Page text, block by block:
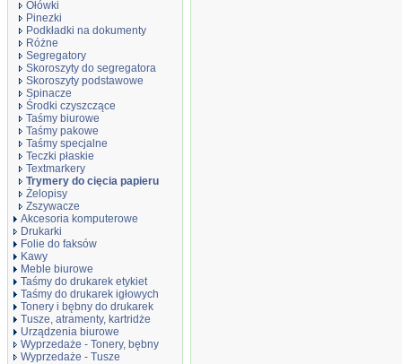
Ołówki
Pinezki
Podkładki na dokumenty
Różne
Segregatory
Skoroszyty do segregatora
Skoroszyty podstawowe
Spinacze
Środki czyszczące
Taśmy biurowe
Taśmy pakowe
Taśmy specjalne
Teczki płaskie
Textmarkery
Trymery do cięcia papieru
Żelopisy
Zszywacze
Akcesoria komputerowe
Drukarki
Folie do faksów
Kawy
Meble biurowe
Taśmy do drukarek etykiet
Taśmy do drukarek igłowych
Tonery i bębny do drukarek
Tusze, atramenty, kartridże
Urządzenia biurowe
Wyprzedaże - Tonery, bębny
Wyprzedaże - Tusze